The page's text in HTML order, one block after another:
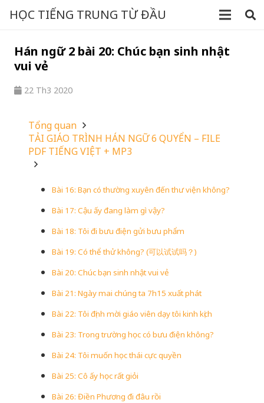
HỌC TIẾNG TRUNG TỪ ĐẦU
Hán ngữ 2 bài 20: Chúc bạn sinh nhật
vui vẻ
22 Th3 2020
Tổng quan
TẢI GIÁO TRÌNH HÁN NGỮ 6 QUYỂN – FILE
PDF TIẾNG VIỆT + MP3
Bài 16: Bạn có thường xuyên đến thư viện không?
Bài 17: Cậu ấy đang làm gì vậy?
Bài 18: Tôi đi bưu điện gửi bưu phẩm
Bài 19: Có thể thử không? (可以试试吗？)
Bài 20: Chúc bạn sinh nhật vui vẻ
Bài 21: Ngày mai chúng ta 7h15 xuất phát
Bài 22: Tôi định mời giáo viên dạy tôi kinh kịch
Bài 23: Trong trường học có bưu điện không?
Bài 24: Tôi muốn học thái cực quyền
Bài 25: Cô ấy học rất giỏi
Bài 26: Điền Phương đi đâu rồi